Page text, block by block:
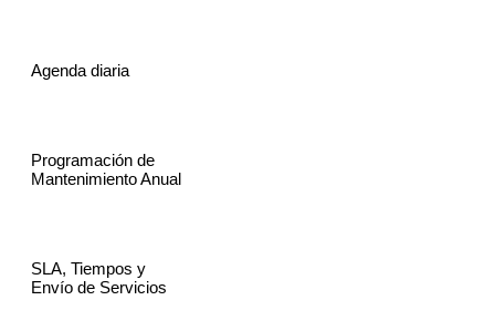
Agenda diaria
Programación de
Mantenimiento Anual
SLA, Tiempos y
Envío de Servicios